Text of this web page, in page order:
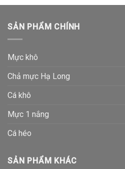
SẢN PHẨM CHÍNH
Mực khô
Chả mực Hạ Long
Cá khô
Mực 1 nắng
Cá héo
SẢN PHẨM KHÁC